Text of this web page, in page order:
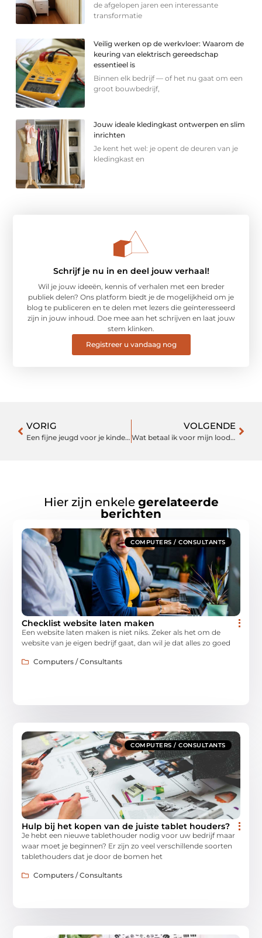
de afgelopen jaren een interessante
transformatie
Veilig werken op de werkvloer: Waarom de
keuring van elektrisch gereedschap
essentieel is
Binnen elk bedrijf — of het nu gaat om een
groot bouwbedrijf,
Jouw ideale kledingkast ontwerpen en slim
inrichten
Je kent het wel: je opent de deuren van je
kledingkast en
Schrijf je nu in en deel jouw verhaal!
Wil je jouw ideeën, kennis of verhalen met een breder
publiek delen? Ons platform biedt je de mogelijkheid om je
blog te publiceren en te delen met lezers die geïnteresseerd
zijn in jouw inhoud. Doe mee aan het schrijven en laat jouw
stem klinken.
Registreer u vandaag nog
VORIG
Een fijne jeugd voor je kinderen
VOLGENDE
Wat betaal ik voor mijn loodgieter?
Hier zijn enkele gerelateerde
berichten
COMPUTERS / CONSULTANTS
Checklist website laten maken
Een website laten maken is niet niks. Zeker als het om de
website van je eigen bedrijf gaat, dan wil je dat alles zo goed
Computers / Consultants
COMPUTERS / CONSULTANTS
Hulp bij het kopen van de juiste tablet houders?
Je hebt een nieuwe tablethouder nodig voor uw bedrijf maar
waar moet je beginnen? Er zijn zo veel verschillende soorten
tablethouders dat je door de bomen het
Computers / Consultants